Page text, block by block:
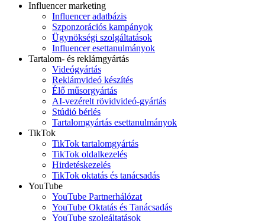
Influencer marketing
Influencer adatbázis
Szponzorációs kampányok
Ügynökségi szolgáltatások
Influencer esettanulmányok
Tartalom- és reklámgyártás
Videógyártás
Reklámvideó készítés
Élő műsorgyártás
AI-vezérelt rövidvideó-gyártás
Stúdió bérlés
Tartalomgyártás esettanulmányok
TikTok
TikTok tartalomgyártás
TikTok oldalkezelés
Hirdetéskezelés
TikTok oktatás és tanácsadás
YouTube
YouTube Partnerhálózat
YouTube Oktatás és Tanácsadás
YouTube szolgáltatások